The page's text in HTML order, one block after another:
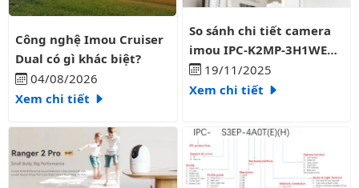
Công nghệ Imou Cruiser Dual có gì khác biệt?
Công nghệ Imou Cruiser
Dual có gì khác biệt?
04/08/2026
Xem chi tiết
So sánh chi tiết camera imou
So sánh chi tiết camera
imou IPC-K2MP-3H1WE
3mp và IPC-K2MP-
35H1WE 5mp
19/11/2025
Xem chi tiết